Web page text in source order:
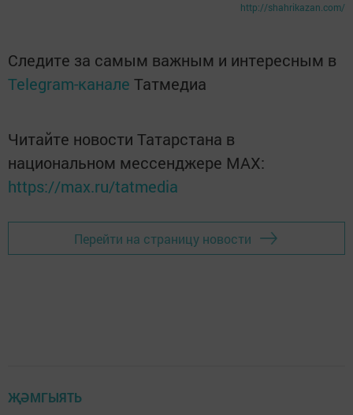
http://shahrikazan.com/
Следите за самым важным и интересным в
Telegram-канале Татмедиа
Читайте новости Татарстана в
национальном мессенджере MАХ:
https://max.ru/tatmedia
Перейти на страницу новости
ҖӘМГЫЯТЬ